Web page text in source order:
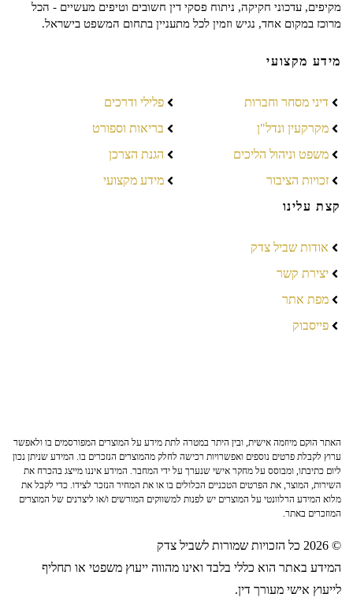
מקיפים, עדכוני חקיקה, ניתוח פסקי דין חשובים וטיפים מעשיים - הכל
מרוכז במקום אחד, נגיש וזמין לכל מתעניין בתחום המשפט בישראל.
מידע מקצועי
דיני מסחר וחברות
מקרקעין ונדל"ן
משפט וניהול הליכים
זכויות הציבור
פלילי ודרכים
בריאות וספורט
הגנת הצרכן
מידע מקצועי
קצת עלינו
אודות שביל צדק
יצירת קשר
מפת אתר
פייסבוק
האתר הוקם מיוזמה אישית, ובין היתר במטרה לתת מידע על המוצרים המפורסמים בו ולאפשר
ערוץ לקבלת פרטים נוספים ואפשרויות רכישה לחלק מהמוצרים הנזכרים בו. המידע שניתן נכון
ליום כתיבתו, ומבוסס על מחקר אישי שנערך על ידי המחבר. המידע איננו מייצג בהכרח את
השירות, המוצר, את הפרטים הטכניים הכלולים בו או את המחיר הנזכר לצידו. כדי לקבל את
מלוא המידע הרלוונטי על המוצרים יש לפנות למשווקים המורשים ו/או ליצרנים של המוצרים
המוזכרים באתר.
© 2026 כל הזכויות שמורות לשביל צדק
המידע באתר הוא כללי בלבד ואינו מהווה ייעוץ משפטי או תחליף
לייעוץ אישי מעורך דין.